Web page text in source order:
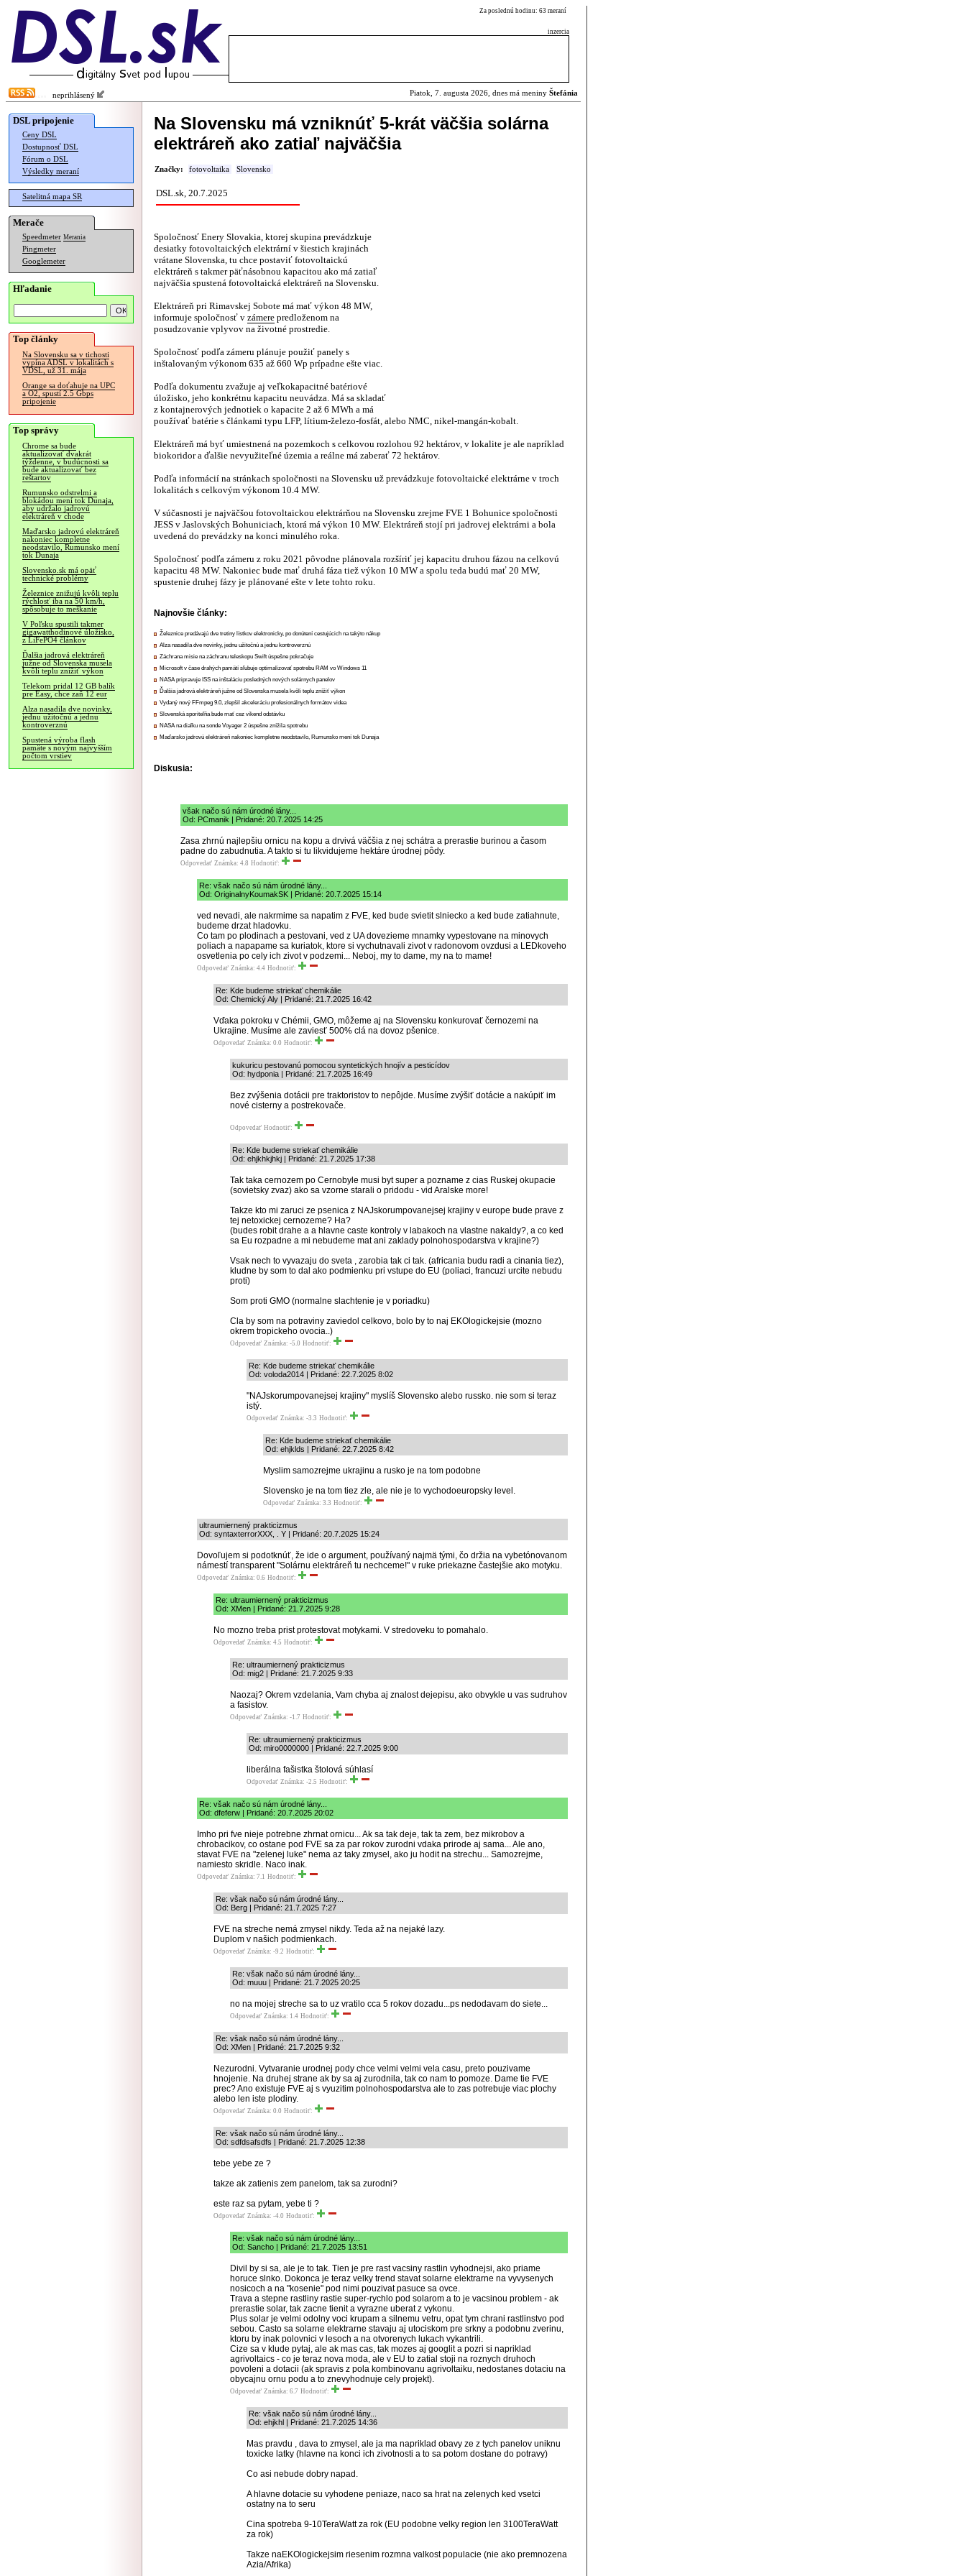
Za poslednú hodinu: 63 meraní
inzercia
neprihlásený Piatok, 7. augusta 2026, dnes má meniny Štefánia
DSL pripojenie
Ceny DSL
Dostupnosť DSL
Fórum o DSL
Výsledky meraní
Satelitná mapa SR
Merače
Speedmeter Merania
Pingmeter
Googlemeter
Hľadanie
Top články
Na Slovensku sa v tichosti
vypína ADSL v lokalitách s
VDSL, už 31. mája
Orange sa doťahuje na UPC
a O2, spustí 2.5 Gbps
pripojenie
Top správy
Chrome sa bude
aktualizovať dvakrát
týždenne, v budúcnosti sa
bude aktualizovať bez
reštartov
Rumunsko odstrelmi a
blokádou mení tok Dunaja,
aby udržalo jadrovú
elektráreň v chode
Maďarsko jadrovú elektráreň
nakoniec kompletne
neodstavilo, Rumunsko mení
tok Dunaja
Slovensko.sk má opäť
technické problémy
Železnice znižujú kvôli teplu
rýchlosť iba na 50 km/h,
spôsobuje to meškanie
V Poľsku spustili takmer
gigawatthodinové úložisko,
z LiFePO4 článkov
Ďalšia jadrová elektráreň
južne od Slovenska musela
kvôli teplu znížiť výkon
Telekom pridal 12 GB balík
pre Easy, chce zaň 12 eur
Alza nasadila dve novinky,
jednu užitočnú a jednu
kontroverznú
Spustená výroba flash
pamäte s novým najvyšším
počtom vrstiev
Na Slovensku má vzniknúť 5-krát väčšia solárna
elektráreň ako zatiaľ najväčšia
Značky: fotovoltaika Slovensko
DSL.sk, 20.7.2025
Spoločnosť Enery Slovakia, ktorej skupina prevádzkuje
desiatky fotovoltaických elektrární v šiestich krajinách
vrátane Slovenska, tu chce postaviť fotovoltaickú
elektráreň s takmer päťnásobnou kapacitou ako má zatiaľ
najväčšia spustená fotovoltaická elektráreň na Slovensku.
Elektráreň pri Rimavskej Sobote má mať výkon 48 MW,
informuje spoločnosť v zámere predloženom na
posudzovanie vplyvov na životné prostredie.
Spoločnosť podľa zámeru plánuje použiť panely s
inštalovaným výkonom 635 až 660 Wp prípadne ešte viac.
Podľa dokumentu zvažuje aj veľkokapacitné batériové
úložisko, jeho konkrétnu kapacitu neuvádza. Má sa skladať
z kontajnerových jednotiek o kapacite 2 až 6 MWh a má
používať batérie s článkami typu LFP, lítium-železo-fosfát, alebo NMC, nikel-mangán-kobalt.
Elektráreň má byť umiestnená na pozemkoch s celkovou rozlohou 92 hektárov, v lokalite je ale napríklad
biokoridor a ďalšie nevyužiteľné územia a reálne má zaberať 72 hektárov.
Podľa informácií na stránkach spoločnosti na Slovensku už prevádzkuje fotovoltaické elektrárne v troch
lokalitách s celkovým výkonom 10.4 MW.
V súčasnosti je najväčšou fotovoltaickou elektrárňou na Slovensku zrejme FVE 1 Bohunice spoločnosti
JESS v Jaslovských Bohuniciach, ktorá má výkon 10 MW. Elektráreň stojí pri jadrovej elektrárni a bola
uvedená do prevádzky na konci minulého roka.
Spoločnosť podľa zámeru z roku 2021 pôvodne plánovala rozšíriť jej kapacitu druhou fázou na celkovú
kapacitu 48 MW. Nakoniec bude mať druhá fáza tiež výkon 10 MW a spolu teda budú mať 20 MW,
spustenie druhej fázy je plánované ešte v lete tohto roku.
Najnovšie články:
Železnice predávajú dve tretiny lístkov elektronicky, po donútení cestujúcich na takýto nákup
Alza nasadila dve novinky, jednu užitočnú a jednu kontroverznú
Záchrana misie na záchranu teleskopu Swift úspešne pokračuje
Microsoft v čase drahých pamätí sľubuje optimalizovať spotrebu RAM vo Windows 11
NASA pripravuje ISS na inštaláciu posledných nových solárnych panelov
Ďalšia jadrová elektráreň južne od Slovenska musela kvôli teplu znížiť výkon
Vydaný nový FFmpeg 9.0, zlepšil akceleráciu profesionálnych formátov videa
Slovenská sporiteľňa bude mať cez víkend odstávku
NASA na diaľku na sonde Voyager 2 úspešne znížila spotrebu
Maďarsko jadrovú elektráreň nakoniec kompletne neodstavilo, Rumunsko mení tok Dunaja
Diskusia:
však načo sú nám úrodné lány...
Od: PCmanik | Pridané: 20.7.2025 14:25
Zasa zhrnú najlepšiu ornicu na kopu a drvivá väčšia z nej schátra a prerastie burinou a časom
padne do zabudnutia. A takto si tu likvidujeme hektáre úrodnej pôdy.
Odpovedať Známka: 4.8 Hodnotiť:
Re: však načo sú nám úrodné lány...
Od: OriginalnyKoumakSK | Pridané: 20.7.2025 15:14
ved nevadi, ale nakrmime sa napatim z FVE, ked bude svietit slniecko a ked bude zatiahnute,
budeme drzat hladovku.
Co tam po plodinach a pestovani, ved z UA dovezieme mnamky vypestovane na minovych
poliach a napapame sa kuriatok, ktore si vychutnavali zivot v radonovom ovzdusi a LEDkoveho
osvetlenia po cely ich zivot v podzemi... Neboj, my to dame, my na to mame!
Odpovedať Známka: 4.4 Hodnotiť:
Re: Kde budeme striekať chemikálie
Od: Chemický Aly | Pridané: 21.7.2025 16:42
Vďaka pokroku v Chémii, GMO, môžeme aj na Slovensku konkurovať černozemi na
Ukrajine. Musíme ale zaviesť 500% clá na dovoz pšenice.
Odpovedať Známka: 0.0 Hodnotiť:
kukuricu pestovanú pomocou syntetických hnojív a pesticídov
Od: hydponia | Pridané: 21.7.2025 16:49
Bez zvýšenia dotácii pre traktoristov to nepôjde. Musíme zvýšiť dotácie a nakúpiť im
nové cisterny a postrekovače.
Odpovedať Hodnotiť:
Re: Kde budeme striekať chemikálie
Od: ehjkhkjhkj | Pridané: 21.7.2025 17:38
Tak taka cernozem po Cernobyle musi byt super a pozname z cias Ruskej okupacie
(sovietsky zvaz) ako sa vzorne starali o pridodu - vid Aralske more!
Takze kto mi zaruci ze psenica z NAJskorumpovanejsej krajiny v europe bude prave z
tej netoxickej cernozeme? Ha?
(budes robit drahe a a hlavne caste kontroly v labakoch na vlastne nakaldy?, a co ked
sa Eu rozpadne a mi nebudeme mat ani zaklady polnohospodarstva v krajine?)
Vsak nech to vyvazaju do sveta , zarobia tak ci tak. (africania budu radi a cinania tiez),
kludne by som to dal ako podmienku pri vstupe do EU (poliaci, francuzi urcite nebudu
proti)
Som proti GMO (normalne slachtenie je v poriadku)
Cla by som na potraviny zaviedol celkovo, bolo by to naj EKOlogickejsie (mozno
okrem tropickeho ovocia..)
Odpovedať Známka: -5.0 Hodnotiť:
Re: Kde budeme striekať chemikálie
Od: voloda2014 | Pridané: 22.7.2025 8:02
"NAJskorumpovanejsej krajiny" myslíš Slovensko alebo russko. nie som si teraz
istý.
Odpovedať Známka: -3.3 Hodnotiť:
Re: Kde budeme striekať chemikálie
Od: ehjklds | Pridané: 22.7.2025 8:42
Myslim samozrejme ukrajinu a rusko je na tom podobne
Slovensko je na tom tiez zle, ale nie je to vychodoeuropsky level.
Odpovedať Známka: 3.3 Hodnotiť:
ultraumiernený prakticizmus
Od: syntaxterrorXXX, . Y | Pridané: 20.7.2025 15:24
Dovoľujem si podotknúť, že ide o argument, používaný najmä tými, čo držia na vybetónovanom
námestí transparent "Solárnu elektráreň tu nechceme!" v ruke priekazne častejšie ako motyku.
Odpovedať Známka: 0.6 Hodnotiť:
Re: ultraumiernený prakticizmus
Od: XMen | Pridané: 21.7.2025 9:28
No mozno treba prist protestovat motykami. V stredoveku to pomahalo.
Odpovedať Známka: 4.5 Hodnotiť:
Re: ultraumiernený prakticizmus
Od: mig2 | Pridané: 21.7.2025 9:33
Naozaj? Okrem vzdelania, Vam chyba aj znalost dejepisu, ako obvykle u vas sudruhov
a fasistov.
Odpovedať Známka: -1.7 Hodnotiť:
Re: ultraumiernený prakticizmus
Od: miro0000000 | Pridané: 22.7.2025 9:00
liberálna fašistka štolová súhlasí
Odpovedať Známka: -2.5 Hodnotiť:
Re: však načo sú nám úrodné lány...
Od: dfeferw | Pridané: 20.7.2025 20:02
Imho pri fve nieje potrebne zhrnat ornicu... Ak sa tak deje, tak ta zem, bez mikrobov a
chrobacikov, co ostane pod FVE sa za par rokov zurodni vdaka prirode aj sama... Ale ano,
stavat FVE na "zelenej luke" nema az taky zmysel, ako ju hodit na strechu... Samozrejme,
namiesto skridle. Naco inak.
Odpovedať Známka: 7.1 Hodnotiť:
Re: však načo sú nám úrodné lány...
Od: Berg | Pridané: 21.7.2025 7:27
FVE na streche nemá zmysel nikdy. Teda až na nejaké lazy.
Duplom v našich podmienkach.
Odpovedať Známka: -9.2 Hodnotiť:
Re: však načo sú nám úrodné lány...
Od: muuu | Pridané: 21.7.2025 20:25
no na mojej streche sa to uz vratilo cca 5 rokov dozadu...ps nedodavam do siete...
Odpovedať Známka: 1.4 Hodnotiť:
Re: však načo sú nám úrodné lány...
Od: XMen | Pridané: 21.7.2025 9:32
Nezurodni. Vytvaranie urodnej pody chce velmi velmi vela casu, preto pouzivame
hnojenie. Na druhej strane ak by sa aj zurodnila, tak co nam to pomoze. Dame tie FVE
prec? Ano existuje FVE aj s vyuzitim polnohospodarstva ale to zas potrebuje viac plochy
alebo len iste plodiny.
Odpovedať Známka: 0.0 Hodnotiť:
Re: však načo sú nám úrodné lány...
Od: sdfdsafsdfs | Pridané: 21.7.2025 12:38
tebe yebe ze ?
takze ak zatienis zem panelom, tak sa zurodni?
este raz sa pytam, yebe ti ?
Odpovedať Známka: -4.0 Hodnotiť:
Re: však načo sú nám úrodné lány...
Od: Sancho | Pridané: 21.7.2025 13:51
Divil by si sa, ale je to tak. Tien je pre rast vacsiny rastlin vyhodnejsi, ako priame
horuce slnko. Dokonca je teraz velky trend stavat solarne elektrarne na vyvysenych
nosicoch a na "kosenie" pod nimi pouzivat pasuce sa ovce.
Trava a stepne rastliny rastie super-rychlo pod solarom a to je vacsinou problem - ak
prerastie solar, tak zacne tienit a vyrazne uberat z vykonu.
Plus solar je velmi odolny voci krupam a silnemu vetru, opat tym chrani rastlinstvo pod
sebou. Casto sa solarne elektrarne stavaju aj utociskom pre srkny a podobnu zverinu,
ktoru by inak polovnici v lesoch a na otvorenych lukach vykantrili.
Cize sa v klude pytaj, ale ak mas cas, tak mozes aj googlit a pozri si napriklad
agrivoltaics - co je teraz nova moda, ale v EU to zatial stoji na roznych druhoch
povoleni a dotacii (ak spravis z pola kombinovanu agrivoltaiku, nedostanes dotaciu na
obycajnu ornu podu a to znevyhodnuje cely projekt).
Odpovedať Známka: 6.7 Hodnotiť:
Re: však načo sú nám úrodné lány...
Od: ehjkhl | Pridané: 21.7.2025 14:36
Mas pravdu , dava to zmysel, ale ja ma napriklad obavy ze z tych panelov uniknu
toxicke latky (hlavne na konci ich zivotnosti a to sa potom dostane do potravy)
Co asi nebude dobry napad.
A hlavne dotacie su vyhodene peniaze, naco sa hrat na zelenych ked vsetci
ostatny na to seru
Cina spotreba 9-10TeraWatt za rok (EU podobne velky region len 3100TeraWatt
za rok)
Takze naEKOlogickejsim riesenim rozmna valkost populacie (nie ako premnozena
Azia/Afrika)